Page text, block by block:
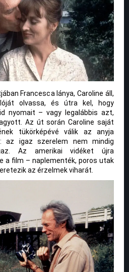
Francesca lánya, Caroline áll,
olvassa, és útra kel, hogy
nyomait – vagy legalábbis azt,
Az út során Caroline saját
tükörképévé válik az anyja
az igaz szerelem nem mindig
Az amerikai vidéket újra
a film – naplementék, poros utak
az érzelmek viharát.